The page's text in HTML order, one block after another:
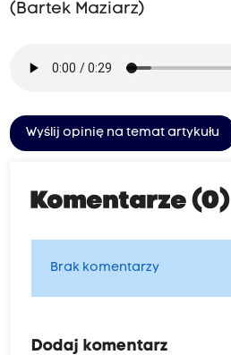
(Bartek Maziarz)
Wyślij opinię na temat artykułu
Komentarze (0)
Brak komentarzy
Dodaj komentarz